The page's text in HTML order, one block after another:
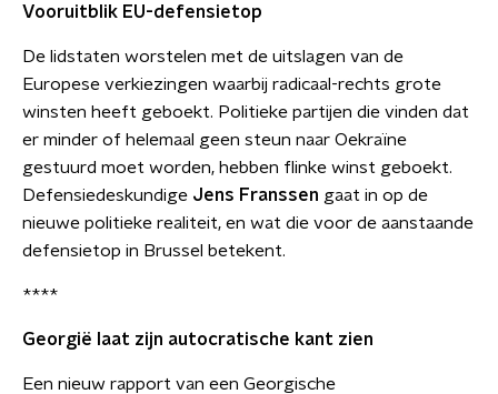
Vooruitblik EU-defensietop
De lidstaten worstelen met de uitslagen van de
Europese verkiezingen waarbij radicaal-rechts grote
winsten heeft geboekt. Politieke partijen die vinden dat
er minder of helemaal geen steun naar Oekraïne
gestuurd moet worden, hebben flinke winst geboekt.
Defensiedeskundige Jens Franssen gaat in op de
nieuwe politieke realiteit, en wat die voor de aanstaande
defensietop in Brussel betekent.
****
Georgië laat zijn autocratische kant zien
Een nieuw rapport van een Georgische